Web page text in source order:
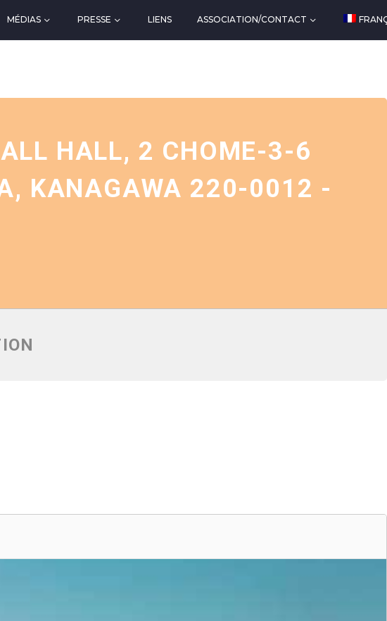
MÉDIAS PRESSE LIENS ASSOCIATION/CONTACT
HALL, 2 CHOME-3-6
KANAGAWA 220-0012 -